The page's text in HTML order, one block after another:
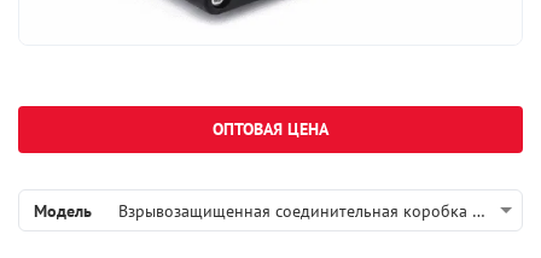
Модель Взрывозащищенная соединительная коробка Termbox Ех АР-13
ОПТОВАЯ ЦЕНА